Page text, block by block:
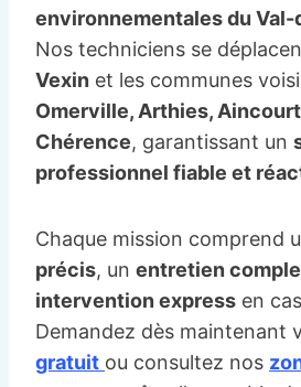
environnementales du Val-
Nos techniciens se
Vexin et les communes
Omerville, Arthies, Aincourt
Chérence, garantissant un
professionnel fiable et
Chaque mission comprend
précis, un entretien
intervention express en
Demandez dès maintenant
gratuit ou consultez nos